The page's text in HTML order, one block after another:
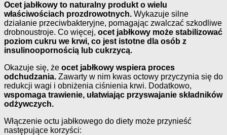
Ocet jabłkowy to naturalny produkt o wielu
właściwościach prozdrowotnych. Wykazuje silne
działanie przeciwbakteryjne, pomagając zwalczać szkodliwe
drobnoustroje. Co więcej, ocet jabłkowy może stabilizować
poziom cukru we krwi, co jest istotne dla osób z
insulinoopornością lub cukrzycą.
Okazuje się, że ocet jabłkowy wspiera proces
odchudzania. Zawarty w nim kwas octowy przyczynia się do
redukcji wagi i obniżenia ciśnienia krwi. Dodatkowo,
wspomaga trawienie, ułatwiając przyswajanie składników
odżywczych.
Włączenie octu jabłkowego do diety może przynieść
następujące korzyści: